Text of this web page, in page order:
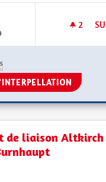
2 2
de liaison Altkirch